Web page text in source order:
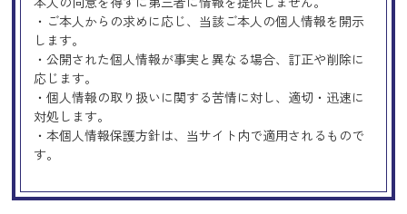
・ご本人からの求めに応じ、当該ご本人の個人情報を開示
します。
・公開された個人情報が事実と異なる場合、訂正や削除に
応じます。
・個人情報の取り扱いに関する苦情に対し、適切・迅速に
対処します。
・本個人情報保護方針は、当サイト内で適用されるもので
す。
Googleアナリティクスの使用につい